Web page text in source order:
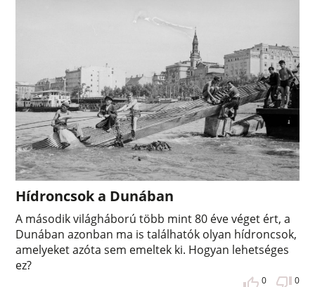
Hídroncsok a Dunában
A második világháború több mint 80 éve véget ért, a
Dunában azonban ma is találhatók olyan hídroncsok,
amelyeket azóta sem emeltek ki. Hogyan lehetséges
ez?
0 0